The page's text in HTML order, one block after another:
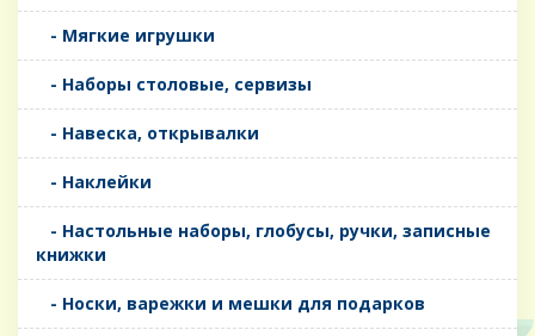
- Мягкие игрушки
- Наборы столовые, сервизы
- Навеска, открывалки
- Наклейки
- Настольные наборы, глобусы, ручки, записные
книжки
- Носки, варежки и мешки для подарков